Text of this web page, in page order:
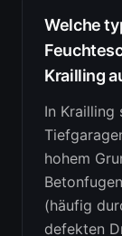
Welche
Krailling
In Krailling
hohem
(häufig
defekten